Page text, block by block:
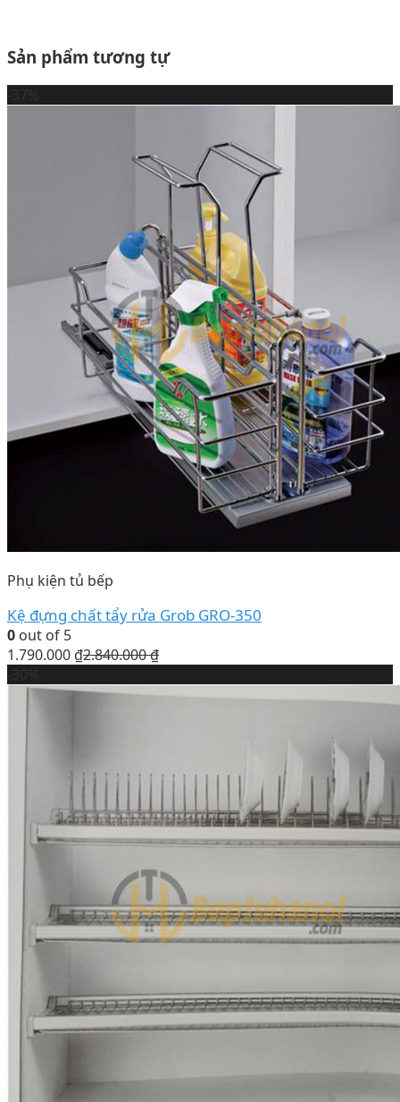
Sản phẩm tương tự
Phụ kiện tủ bếp
Kệ đựng chất tẩy rửa Grob GRO-350
0 out of 5
1.790.000 ₫2.840.000₫